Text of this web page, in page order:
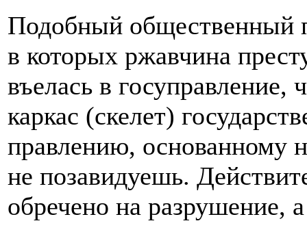
Подобный общественный
в которых ржавчина
въелась в госуправление,
каркас (скелет)
правлению, основанному
не позавидуешь.
обречено на разрушение,